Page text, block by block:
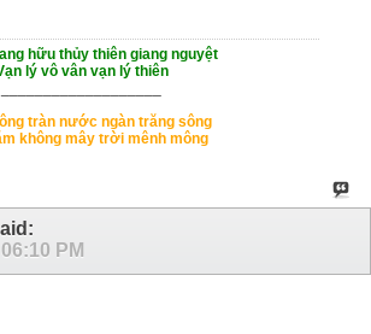
hữu thủy thiên giang nguyệt
lý vô vân vạn lý thiên
tràn nước ngàn trăng sông
không mây trời mênh mông
06:10 PM